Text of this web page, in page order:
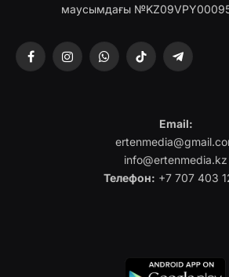
маусымдағы
FacebookInstagramWhatsAppTikTok Telegram
Email:
info@ertenmedia.kz
Телефон: +7 707 403